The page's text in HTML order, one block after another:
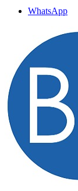
WhatsApp